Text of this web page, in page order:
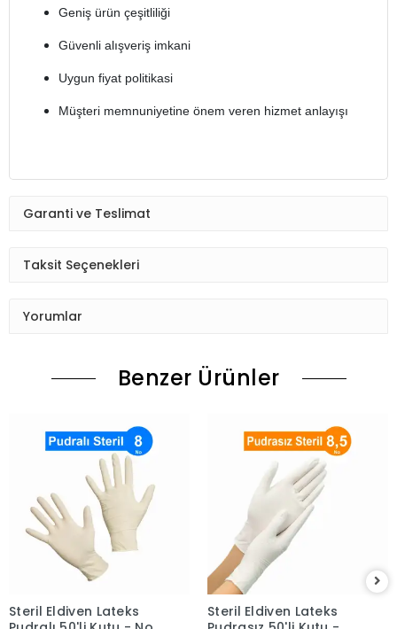
Geniş ürün çeşitliliği
Güvenli alışveriş imkani
Uygun fiyat politikasi
Müşteri memnuniyetine önem veren hizmet anlayışı
Garanti ve Teslimat
Taksit Seçenekleri
Yorumlar
Benzer Ürünler
Steril Eldiven Lateks
Steril Eldiven Lateks